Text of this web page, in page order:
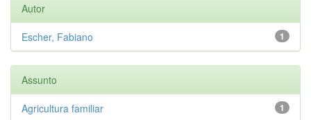
Autor
1
Escher, Fabiano
Assunto
1
Agricultura familiar